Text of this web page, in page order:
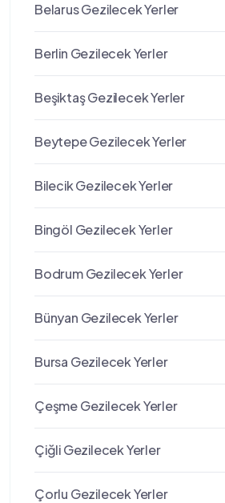
Belarus Gezilecek Yerler
Berlin Gezilecek Yerler
Beşiktaş Gezilecek Yerler
Beytepe Gezilecek Yerler
Bilecik Gezilecek Yerler
Bingöl Gezilecek Yerler
Bodrum Gezilecek Yerler
Bünyan Gezilecek Yerler
Bursa Gezilecek Yerler
Çeşme Gezilecek Yerler
Çiğli Gezilecek Yerler
Çorlu Gezilecek Yerler